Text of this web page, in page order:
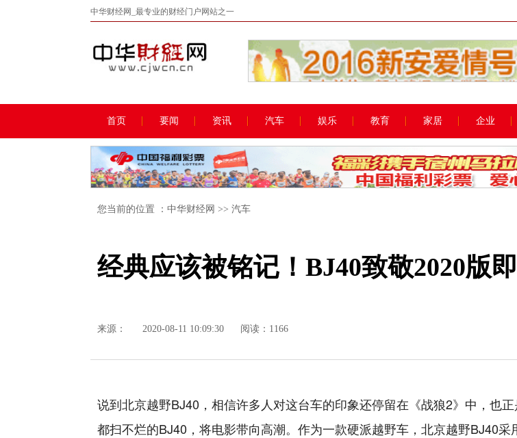
中华财经网_最专业的财经门户网站之一
首页 要闻 资讯 汽车 娱乐 教育 家居 企业
您当前的位置 ： 中华财经网 >> 汽车
经典应该被铭记！BJ40致敬2020版
来源： 2020-08-11 10:09:30 阅读：1166
说到北京越野BJ40，相信许多人对这台车的印象还停留在《战狼2》中，也
都扫不烂的BJ40，将电影带向高潮。作为一款硬派越野车，北京越野BJ40采